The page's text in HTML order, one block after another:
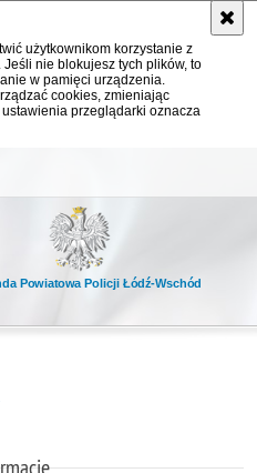
użytkownikom korzystanie z
nie blokujesz tych plików, to
w pamięci urządzenia.
cookies, zmieniając
przeglądarki oznacza
Powiatowa Policji Łódź-Wschód